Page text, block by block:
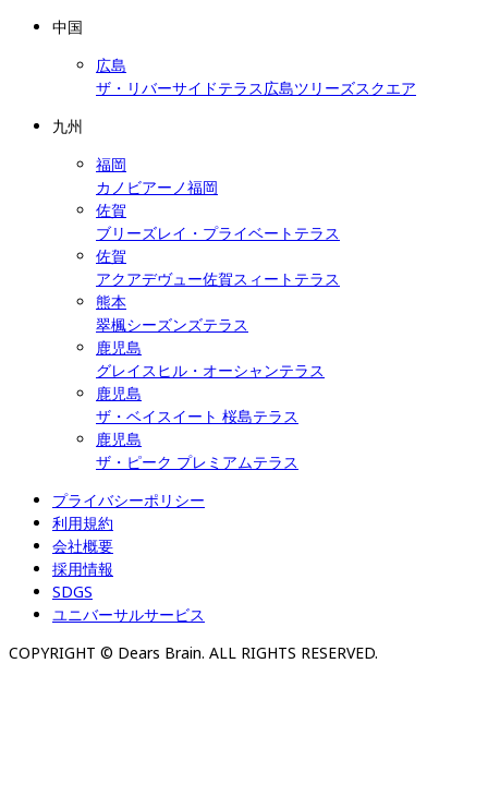
中国
広島
ザ・リバーサイドテラス広島ツリーズスクエア
九州
福岡
カノビアーノ福岡
佐賀
ブリーズレイ・プライベートテラス
佐賀
アクアデヴュー佐賀スィートテラス
熊本
翠楓シーズンズテラス
鹿児島
グレイスヒル・オーシャンテラス
鹿児島
ザ・ベイスイート 桜島テラス
鹿児島
ザ・ピーク プレミアムテラス
プライバシーポリシー
利用規約
会社概要
採用情報
SDGS
ユニバーサルサービス
COPYRIGHT © Dears Brain. ALL RIGHTS RESERVED.